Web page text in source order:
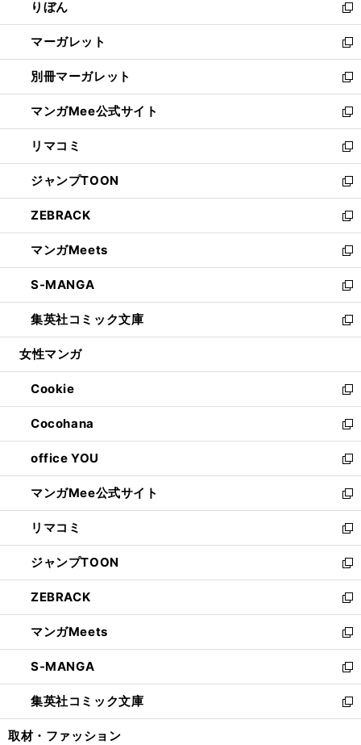
く
で
開
く
ド
ウ
で
開
く
ィ
ン
ド
ウ
で
開
く
りぼん
新
し
い
ウ
ィ
ン
ド
ウ
で
開
く
マーガレット
新
し
い
ウ
ィ
ン
ド
ウ
で
開
く
別冊マーガレット
新
し
い
ウ
ィ
ン
ド
ウ
で
開
く
マンガMee公式サイト
新
し
い
ウ
ィ
ン
ド
ウ
で
開
く
リマコミ
新
し
い
ウ
ィ
ン
ド
ウ
で
開
く
ジャンプTOON
新
し
い
ウ
ィ
ン
ド
ウ
で
開
ZEBRACK
新
し
い
ウ
ィ
ン
ド
ウ
開
く
マンガMeets
新
し
い
ウ
ィ
ン
ウ
で
開
く
S-MANGA
新
し
い
ウ
ン
ド
ウ
で
開
く
集英社コミック文庫
新
し
ウ
ィ
ン
ド
ウ
で
開
く
女性マンガ
Cookie
新
し
い
ウ
ィ
ン
ド
ウ
で
開
く
Cocohana
新
し
い
ウ
ィ
ン
ド
ウ
で
開
く
office YOU
新
し
い
ウ
ィ
ン
ド
ウ
で
開
く
マンガMee公式サイト
新
し
い
ウ
ィ
ン
ド
ウ
で
開
く
リマコミ
新
し
い
ウ
ィ
ン
ド
ウ
で
開
く
ジャンプTOON
新
し
い
ウ
ィ
ン
ド
ウ
で
開
ZEBRACK
新
し
い
ウ
ィ
ン
ド
ウ
マンガMeets
新
し
い
ウ
ィ
ン
S-MANGA
新
し
い
ウ
集英社コミック文庫
新
し
取材・ファッション